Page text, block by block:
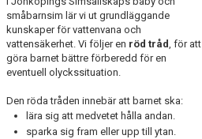
BOKNING
småbarnsim lär vi ut grundläggande
kunskaper för vattenvana och
vattensäkerhet. Vi följer en röd tråd, för att
göra barnet bättre förberedd för en
eventuell olyckssituation.
Den röda tråden innebär att barnet ska:
lära sig att medvetet hålla andan.
sparka sig fram eller upp till ytan.